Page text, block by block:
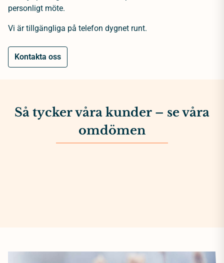
personligt möte.
Vi är tillgängliga på telefon dygnet runt.
Kontakta oss
Så tycker våra kunder – se våra
omdömen